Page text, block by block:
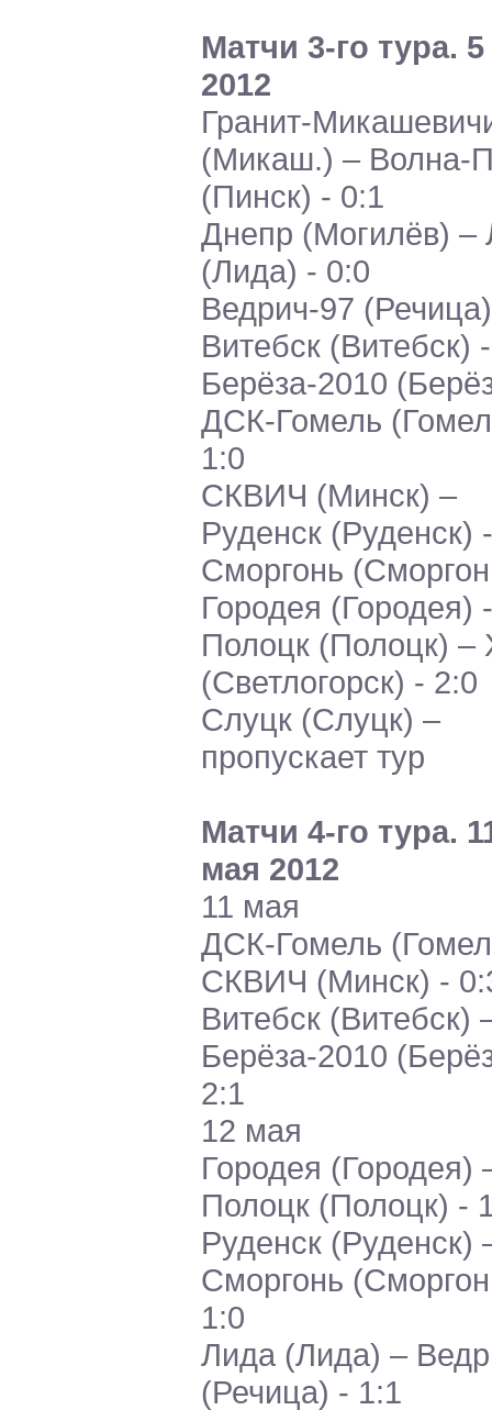
Матчи 3-го тура.
2012
Гранит-
(Микаш.) – Волна-
(Пинск) - 0:1
Днепр (Могилёв) –
(Лида) - 0:0
Ведрич-97
Витебск (Витебск)
Берёза-2010
ДСК-Гомель
1:0
СКВИЧ (Минск) –
Руденск (Руденск)
Сморгонь
Городея (Городея)
Полоцк (Полоцк) –
(Светлогорск) - 2:0
Слуцк (Слуцк) –
пропускает тур
Матчи 4-го тура.
мая 2012
11 мая
ДСК-Гомель
СКВИЧ (Минск) -
Витебск (Витебск)
Берёза-2010
2:1
12 мая
Городея (Городея)
Полоцк (Полоцк) -
Руденск (Руденск)
Сморгонь
1:0
Лида (Лида) –
(Речица) - 1:1